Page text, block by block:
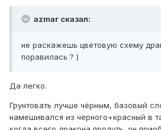
azmar сказал:
не раскажешь цветовую схему
поравилась ? )
Да легко.
Грунтовать лучше чёрным, базовый
намешивался из чёрного+красный в